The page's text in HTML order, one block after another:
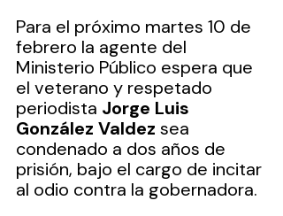
Para el próximo martes 10 de
febrero la agente del
Ministerio Público espera que
el veterano y respetado
periodista Jorge Luis
González Valdez sea
condenado a dos años de
prisión, bajo el cargo de incitar
al odio contra la gobernadora.